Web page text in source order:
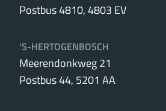
Postbus 4810, 4803 EV
‘S-HERTOGENBOSCH
Meerendonkweg 21
Postbus 44, 5201 AA